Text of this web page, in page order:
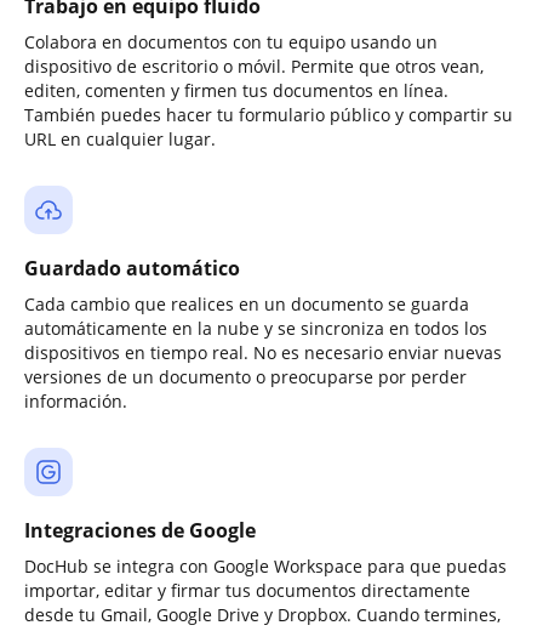
Trabajo en equipo fluido
Colabora en documentos con tu equipo usando un
dispositivo de escritorio o móvil. Permite que otros vean,
editen, comenten y firmen tus documentos en línea.
También puedes hacer tu formulario público y compartir su
URL en cualquier lugar.
Guardado automático
Cada cambio que realices en un documento se guarda
automáticamente en la nube y se sincroniza en todos los
dispositivos en tiempo real. No es necesario enviar nuevas
versiones de un documento o preocuparse por perder
información.
Integraciones de Google
DocHub se integra con Google Workspace para que puedas
importar, editar y firmar tus documentos directamente
desde tu Gmail, Google Drive y Dropbox. Cuando termines,